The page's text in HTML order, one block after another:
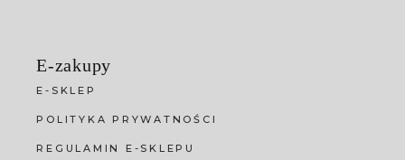
E-zakupy
E-SKLEP
POLITYKA PRYWATNOŚCI
REGULAMIN E-SKLEPU